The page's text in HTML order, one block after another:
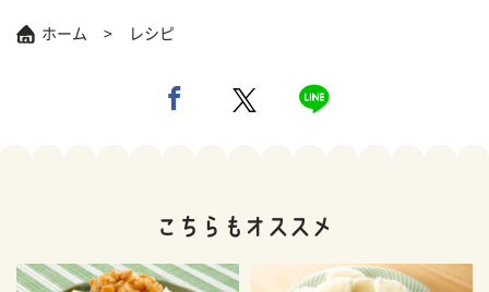
ホーム レシピ